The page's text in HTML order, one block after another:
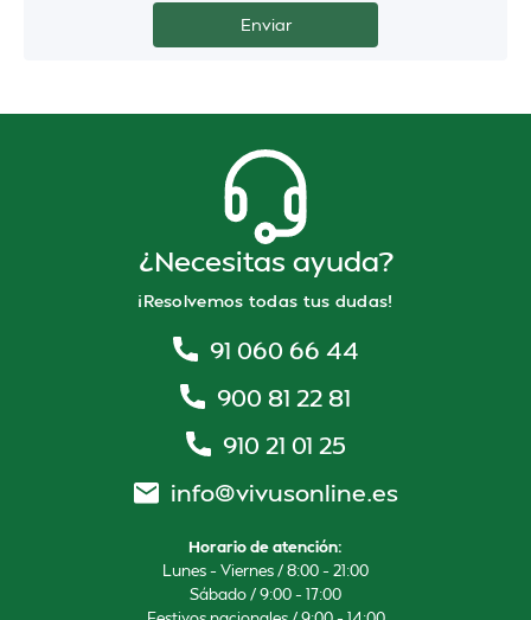
¿Necesitas ayuda?
¡Resolvemos todas tus dudas!
91 060 66 44
900 81 22 81
910 21 01 25
info@vivusonline.es
Horario de atención:
Lunes – Viernes / 8:00 – 21:00
Sábado / 9:00 – 17:00